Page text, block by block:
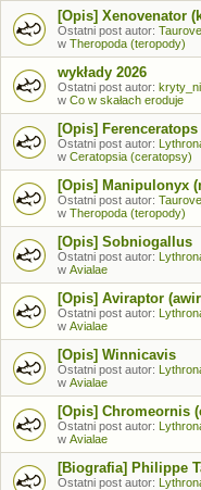
[Opis] Xenovenator
Ostatni post autor:
w Theropoda (teropody)
wykłady 2026
Ostatni post autor:
w Co w skałach eroduje
[Opis]
Ostatni post autor:
w Ceratopsia (ceratopsy)
[Opis] Manipulonyx
Ostatni post autor:
w Theropoda (teropody)
[Opis] Sobniogallus
Ostatni post autor:
w Avialae
[Opis] Aviraptor
Ostatni post autor:
w Avialae
[Opis] Winnicavis
Ostatni post autor:
w Avialae
[Opis] Chromeornis
Ostatni post autor:
w Avialae
[Biografia] Philippe
Ostatni post autor: